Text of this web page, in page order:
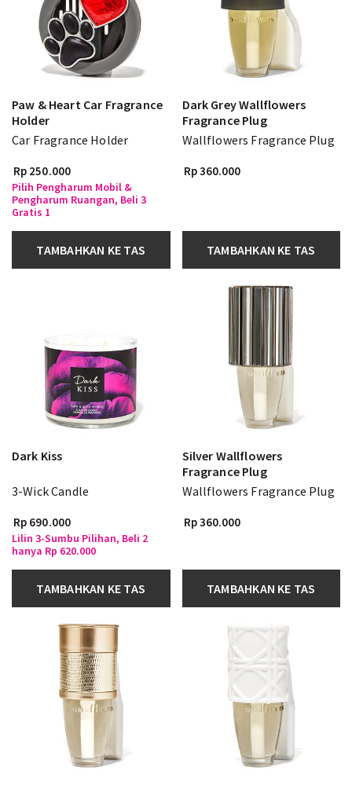
Paw & Heart Car Fragrance
Holder
Car Fragrance Holder
Rp 250.000
Pilih Pengharum Mobil &
Pengharum Ruangan, Beli 3
Gratis 1
TAMBAHKAN KE TAS
Dark Grey Wallflowers
Fragrance Plug
Wallflowers Fragrance Plug
Rp 360.000
TAMBAHKAN KE TAS
Dark Kiss
3-Wick Candle
Rp 690.000
Lilin 3-Sumbu Pilihan, Beli 2
hanya Rp 620.000
TAMBAHKAN KE TAS
Silver Wallflowers
Fragrance Plug
Wallflowers Fragrance Plug
Rp 360.000
TAMBAHKAN KE TAS